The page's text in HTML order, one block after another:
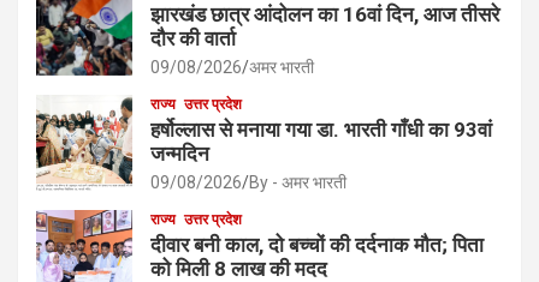
झारखंड छात्र आंदोलन का 16वां दिन, आज तीसरे
दौर की वार्ता
09/08/2026 अमर भारती
राज्य उत्तर प्रदेश
हर्षोल्लास से मनाया गया डा. भारती गाँधी का 93वां
जन्मदिन
09/08/2026 By - अमर भारती
राज्य उत्तर प्रदेश
दीवार बनी काल, दो बच्चों की दर्दनाक मौत; पिता
को मिली 8 लाख की मदद